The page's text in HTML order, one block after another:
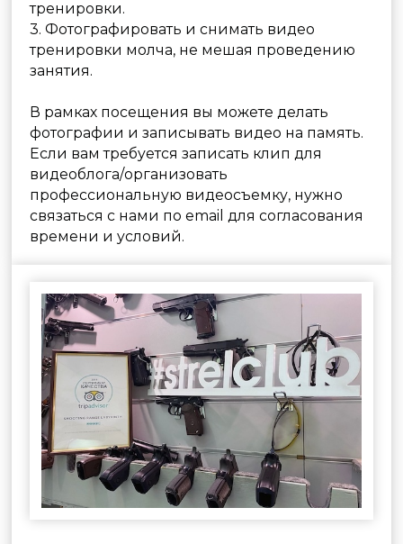
Записаться
Арсенал оружия
Обучение
Цены
Подарочные сертификаты
Аренда тира
Контакты
Москва, ул. Самокатная, дом 4с1
info@strelclub.ru
Политика обработки персональных данных
Правила обработки файлов cookie
Правила посещения клуба